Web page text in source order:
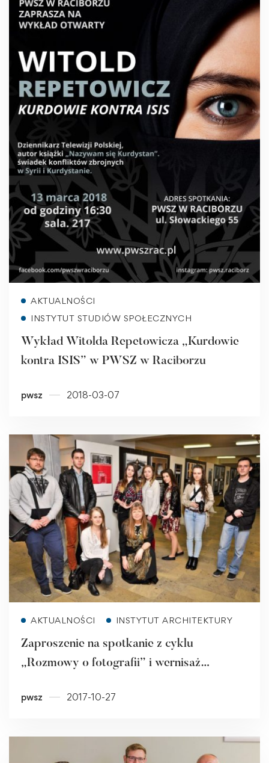
AKTUALNOŚCI
INSTYTUT STUDIÓW SPOŁECZNYCH
Wykład Witolda Repetowicza „Kurdowie
kontra ISIS” w PWSZ w Raciborzu
pwsz 2018-03-07
AKTUALNOŚCI INSTYTUT ARCHITEKTURY
Zaproszenie na spotkanie z cyklu
„Rozmowy o fotografii” i wernisaż
pwsz 2017-10-27